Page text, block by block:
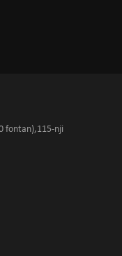
fontan),115-nji